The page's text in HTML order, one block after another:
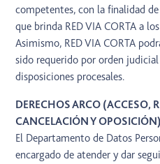
competentes, con la finalidad
que brinda RED VIA CORTA a
Asimismo, RED VIA CORTA
sido requerido por orden
disposiciones procesales.
DERECHOS ARCO (ACCESO,
CANCELACIÓN Y OPOSICIÓN)
El Departamento de Datos
encargado de atender y dar